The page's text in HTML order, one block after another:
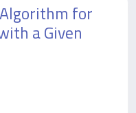
for
a Given